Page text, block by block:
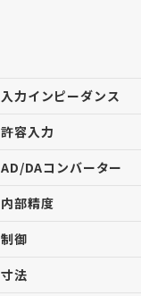
入力インピーダンス
許容入力
AD/DAコンバーター
内部精度
制御
寸法